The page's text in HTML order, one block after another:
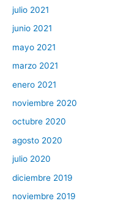
julio 2021
junio 2021
mayo 2021
marzo 2021
enero 2021
noviembre 2020
octubre 2020
agosto 2020
julio 2020
diciembre 2019
noviembre 2019